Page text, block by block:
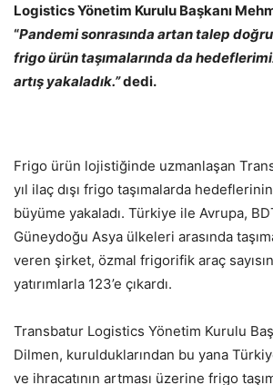
Logistics Yönetim Kurulu Başkanı
“Pandemi sonrasında artan talep
frigo ürün taşımalarında da
artış yakaladık.”dedi.
Frigo ürün lojistiğinde uzmanlaşan
yıl ilaç dışı frigo taşımalarda
büyüme yakaladı. Türkiye ile Avrupa,
Güneydoğu Asya ülkeleri arasında
veren şirket, özmal frigorifik araç
yatırımlarla 123’e çıkardı.
Transbatur Logistics Yönetim Kurulu
Dilmen, kurulduklarından bu yana
ve ihracatının artması üzerine frigo